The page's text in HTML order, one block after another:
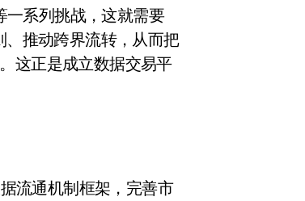
一系列挑战，这就需要
、推动跨界流转，从而把
这正是成立数据交易平
流通机制框架，完善市